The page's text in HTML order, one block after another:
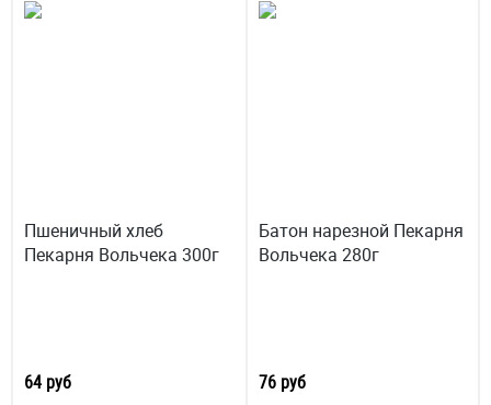
Пшеничный хлеб
Пекарня Вольчека 300г
64 руб
Батон нарезной Пекарня
Вольчека 280г
76 руб